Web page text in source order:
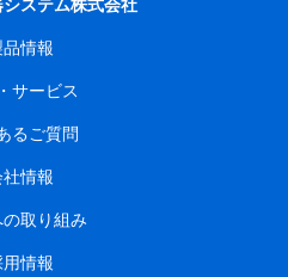
ステム株式会社
品情報
サービス
るご質問
社情報
取り組み
用情報